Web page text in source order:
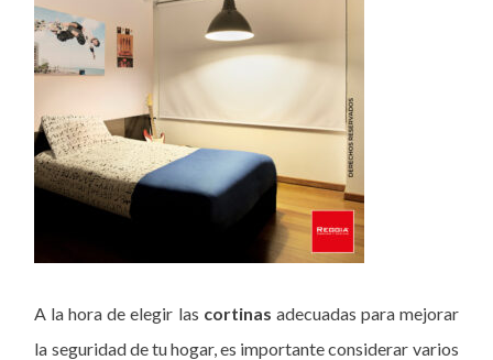
A la hora de elegir las cortinas adecuadas para mejorar
la seguridad de tu hogar, es importante considerar varios